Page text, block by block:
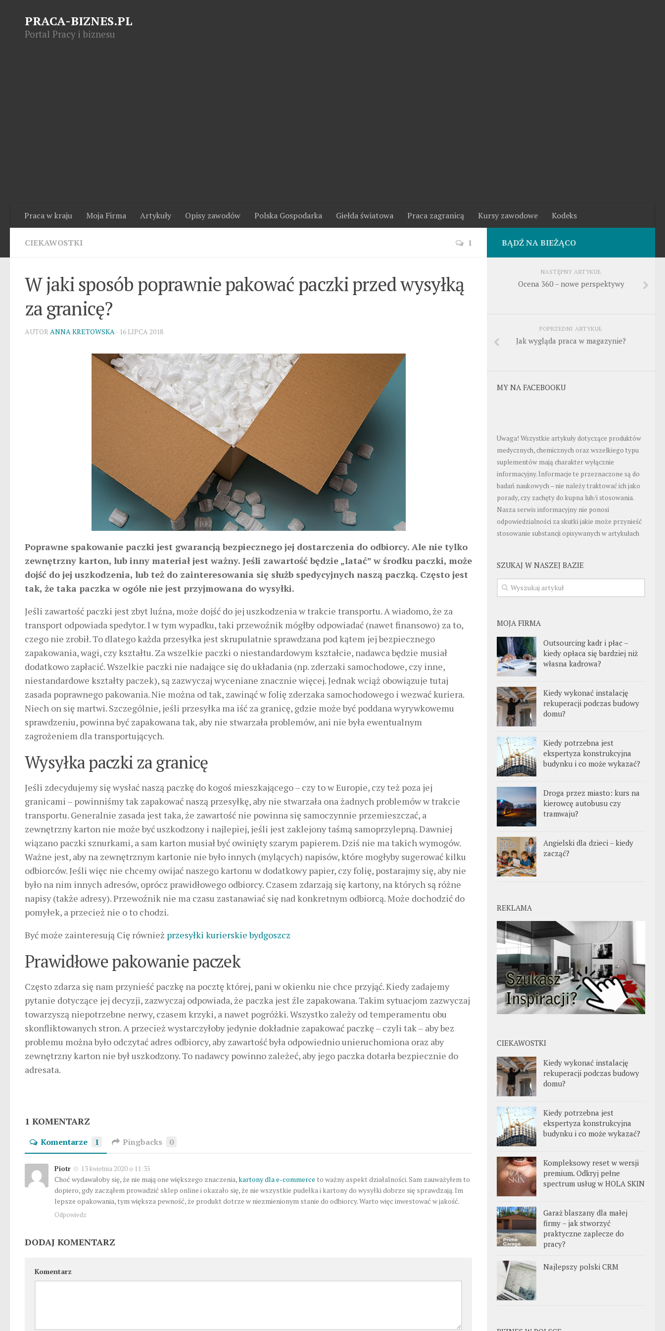
PRACA-BIZNES.PL
Portal Pracy i biznesu
Praca w kraju Moja Firma Artykuły Opisy zawodów Polska Gospodarka Giełda światowa Praca zagranicą Kursy zawodowe Kodeks
CIEKAWOSTKI 1
W jaki sposób poprawnie pakować paczki przed wysyłką
za granicę?
AUTOR ANNA KRETOWSKA · 16 LIPCA 2018
Poprawne spakowanie paczki jest gwarancją bezpiecznego jej dostarczenia do odbiorcy. Ale nie tylko
zewnętrzny karton, lub inny materiał jest ważny. Jeśli zawartość będzie „latać” w środku paczki, może
dojść do jej uszkodzenia, lub też do zainteresowania się służb spedycyjnych naszą paczką. Często jest
tak, że taka paczka w ogóle nie jest przyjmowana do wysyłki.
Jeśli zawartość paczki jest zbyt luźna, może dojść do jej uszkodzenia w trakcie transportu. A wiadomo, że za
transport odpowiada spedytor. I w tym wypadku, taki przewoźnik mógłby odpowiadać (nawet finansowo) za to,
czego nie zrobił. To dlatego każda przesyłka jest skrupulatnie sprawdzana pod kątem jej bezpiecznego
zapakowania, wagi, czy kształtu. Za wszelkie paczki o niestandardowym kształcie, nadawca będzie musiał
dodatkowo zapłacić. Wszelkie paczki nie nadające się do układania (np. zderzaki samochodowe, czy inne,
niestandardowe kształty paczek), są zazwyczaj wyceniane znacznie więcej. Jednak wciąż obowiązuje tutaj
zasada poprawnego pakowania. Nie można od tak, zawinąć w folię zderzaka samochodowego i wezwać kuriera.
Niech on się martwi. Szczególnie, jeśli przesyłka ma iść za granicę, gdzie może być poddana wyrywkowemu
sprawdzeniu, powinna być zapakowana tak, aby nie stwarzała problemów, ani nie była ewentualnym
zagrożeniem dla transportujących.
Wysyłka paczki za granicę
Jeśli zdecydujemy się wysłać naszą paczkę do kogoś mieszkającego – czy to w Europie, czy też poza jej
granicami – powinniśmy tak zapakować naszą przesyłkę, aby nie stwarzała ona żadnych problemów w trakcie
transportu. Generalnie zasada jest taka, że zawartość nie powinna się samoczynnie przemieszczać, a
zewnętrzny karton nie może być uszkodzony i najlepiej, jeśli jest zaklejony taśmą samoprzylepną. Dawniej
wiązano paczki sznurkami, a sam karton musiał być owinięty szarym papierem. Dziś nie ma takich wymogów.
Ważne jest, aby na zewnętrznym kartonie nie było innych (mylących) napisów, które mogłyby sugerować kilku
odbiorców. Jeśli więc nie chcemy owijać naszego kartonu w dodatkowy papier, czy folię, postarajmy się, aby nie
było na nim innych adresów, oprócz prawidłowego odbiorcy. Czasem zdarzają się kartony, na których są różne
napisy (także adresy). Przewoźnik nie ma czasu zastanawiać się nad konkretnym odbiorcą. Może dochodzić do
pomyłek, a przecież nie o to chodzi.
Być może zainteresują Cię również przesyłki kurierskie bydgoszcz
Prawidłowe pakowanie paczek
Często zdarza się nam przynieść paczkę na pocztę której, pani w okienku nie chce przyjąć. Kiedy zadajemy
pytanie dotyczące jej decyzji, zazwyczaj odpowiada, że paczka jest źle zapakowana. Takim sytuacjom zazwyczaj
towarzyszą niepotrzebne nerwy, czasem krzyki, a nawet pogróżki. Wszystko zależy od temperamentu obu
skonfliktowanych stron. A przecież wystarczyłoby jedynie dokładnie zapakować paczkę – czyli tak – aby bez
problemu można było odczytać adres odbiorcy, aby zawartość była odpowiednio unieruchomiona oraz aby
zewnętrzny karton nie był uszkodzony. To nadawcy powinno zależeć, aby jego paczka dotarła bezpiecznie do
adresata.
1 KOMENTARZ
Komentarze 1 Pingbacks 0
Piotr 13 kwietnia 2020 o 11:35
Choć wydawałoby się, że nie mają one większego znaczenia,kartony dla e-commerce to ważny aspekt działalności. Sam zauważyłem to
dopiero, gdy zacząłem prowadzić sklep online i okazało się, że nie wszystkie pudełka i kartony do wysyłki dobrze się sprawdzają. Im
lepsze opakowania, tym większa pewność, że produkt dotrze w niezmienionym stanie do odbiorcy. Warto więc inwestować w jakość.
Odpowiedz
DODAJ KOMENTARZ
Komentarz
BĄDŹ NA BIEŻĄCO
NASTĘPNY ARTYKUŁ
Ocena 360 – nowe perspektywy
POPRZEDNI ARTYKUŁ
Jak wygląda praca w magazynie?
MY NA FACEBOOKU
Uwaga! Wszystkie artykuły dotyczące produktów
medycznych, chemicznych oraz wszelkiego typu
suplementów mają charakter wyłącznie
informacyjny. Informacje te przeznaczone są do
badań naukowych – nie należy traktować ich jako
porady, czy zachęty do kupna lub/i stosowania.
Nasza serwis informacyjny nie ponosi
odpowiedzialności za skutki jakie może przynieść
stosowanie substancji opisywanych w artykułach
SZUKAJ W NASZEJ BAZIE
MOJA FIRMA
Outsourcing kadr i płac –
kiedy opłaca się bardziej niż
własna kadrowa?
Kiedy wykonać instalację
rekuperacji podczas budowy
domu?
Kiedy potrzebna jest
ekspertyza konstrukcyjna
budynku i co może wykazać?
Droga przez miasto: kurs na
kierowcę autobusu czy
tramwaju?
Angielski dla dzieci – kiedy
zacząć?
REKLAMA
CIEKAWOSTKI
Kiedy wykonać instalację
rekuperacji podczas budowy
domu?
Kiedy potrzebna jest
ekspertyza konstrukcyjna
budynku i co może wykazać?
Kompleksowy reset w wersji
premium. Odkryj pełne
spectrum usług w HOLA SKIN
Garaż blaszany dla małej
firmy – jak stworzyć
praktyczne zaplecze do
pracy?
Najlepszy polski CRM